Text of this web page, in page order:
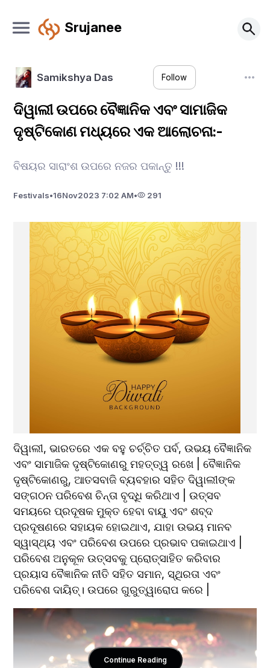
Srujanee
Samikshya Das Follow
ଦିୱାଲୀ ଉପରେ ବୈଜ୍ଞାନିକ ଏବଂ ସାମାଜିକ
ଦୃଷ୍ଟିକୋଣ ମଧ୍ୟରେ ଏକ ଆଲୋଚନା:-
ବିଷୟର ସାରାଂଶ ଉପରେ ନଜର ପକାନ୍ତୁ !!!
Festivals•16Nov2023 7:02 AM• 291
ଦିୱାଲୀ, ଭାରତରେ ଏକ ବହୁ ଚର୍ଚ୍ଚିତ ପର୍ବ, ଉଭୟ ବୈଜ୍ଞାନିକ
ଏବଂ ସାମାଜିକ ଦୃଷ୍ଟିକୋଣରୁ ମହତ୍ତ୍ୱ ରଖେ | ବୈଜ୍ଞାନିକ
ଦୃଷ୍ଟିକୋଣରୁ, ଆତସବାଜି ବ୍ୟବହାର ସହିତ ଦିୱାଲୀଙ୍କ
ସଙ୍ଗଠନ ପରିବେଶ ଚିନ୍ତା ବୃଦ୍ଧି କରିଥାଏ | ଉତ୍ସବ
ସମୟରେ ପ୍ରଦୂଷକ ମୁକ୍ତ ହେବା ବାୟୁ ଏବଂ ଶବ୍ଦ
ପ୍ରଦୂଷଣରେ ସହାୟକ ହୋଇଥାଏ, ଯାହା ଉଭୟ ମାନବ
ସ୍ୱାସ୍ଥ୍ୟ ଏବଂ ପରିବେଶ ଉପରେ ପ୍ରଭାବ ପକାଇଥାଏ |
ପରିବେଶ ଅନୁକୂଳ ଉତ୍ସବକୁ ପ୍ରୋତ୍ସାହିତ କରିବାର
ପ୍ରୟାସ ବୈଜ୍ଞାନିକ ନୀତି ସହିତ ସମାନ, ସ୍ଥିରତା ଏବଂ
ପରିବେଶ ଦାୟିତ୍। ଉପରେ ଗୁରୁତ୍ୱାରୋପ କରେ |
Continue Reading